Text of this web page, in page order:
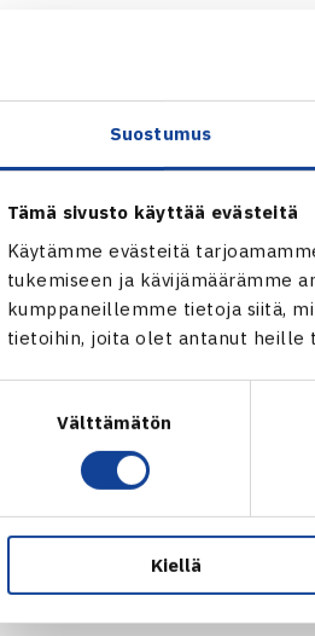
Suostumus
Tämä sivusto käyttää evästeitä
Käytämme evästeitä
tukemiseen ja kävijämäärämme
kumppaneillemme tietoja siitä,
tietoihin, joita olet antanut heille
Välttämätön
Kiellä
kaksinpelin
4-6.
Jaa:
← Edellinen